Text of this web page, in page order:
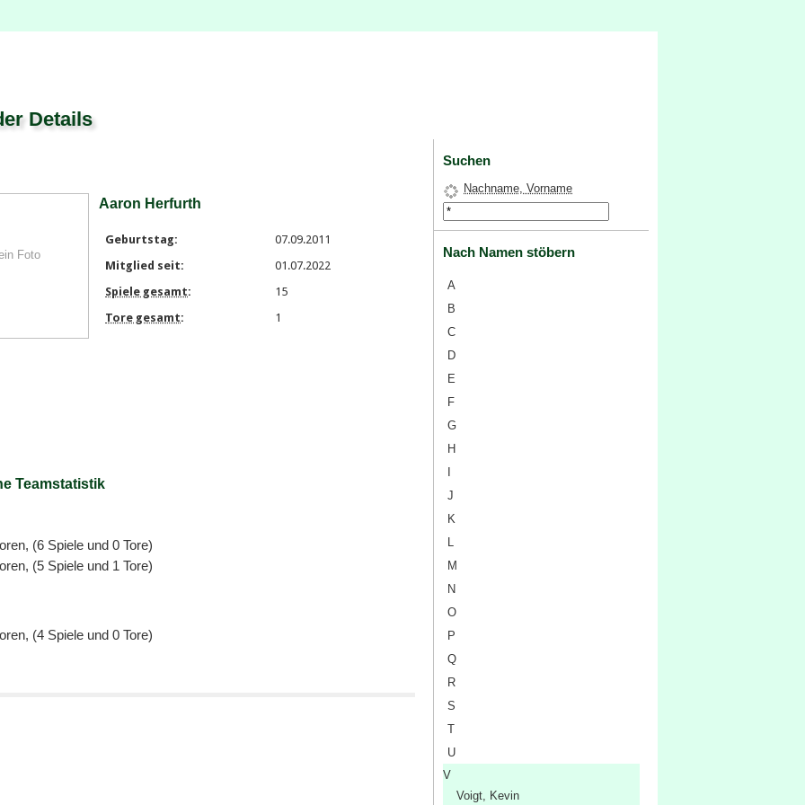
Details
Suchen
Nachname, Vorname
Nach Namen stöbern
A
B
C
D
E
F
G
H
J
K
L
M
N
O
P
Q
R
S
T
U
V
Voigt, Kevin
Foto
Aaron Herfurth
Geburtstag:
07.09.2011
Mitglied seit:
01.07.2022
Spiele gesamt:
15
Tore gesamt: 1
Teamstatistik
(6 Spiele und 0 Tore)
(5 Spiele und 1 Tore)
(4 Spiele und 0 Tore)